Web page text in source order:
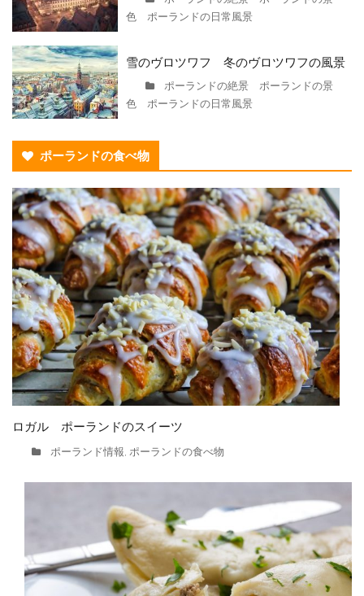
色 ポーランドの日常風景
雪のヴロツワフ 冬のヴロツワフの風景
ポーランドの絶景 ポーランドの景
色 ポーランドの日常風景
ポーランドの食べ物
ロガル ポーランドのスイーツ
ポーランド情報, ポーランドの食べ物